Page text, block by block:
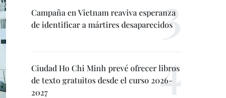
Campaña en Vietnam reaviva esperanza
de identificar a mártires desaparecidos
Ciudad Ho Chi Minh prevé ofrecer libros
de texto gratuitos desde el curso 2026-
2027